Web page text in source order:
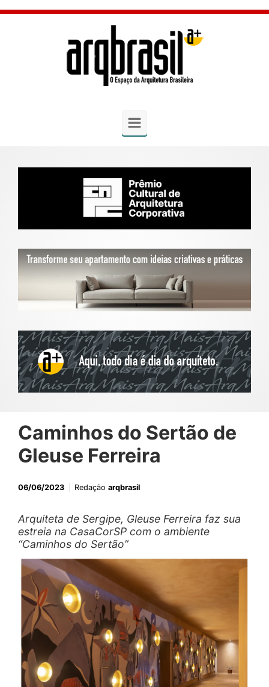
Skip to main content
Caminhos do Sertão de
Gleuse Ferreira
06/06/2023 Redação arqbrasil
Arquiteta de Sergipe, Gleuse Ferreira faz sua
estreia na CasaCorSP com o ambiente
“Caminhos do Sertão”